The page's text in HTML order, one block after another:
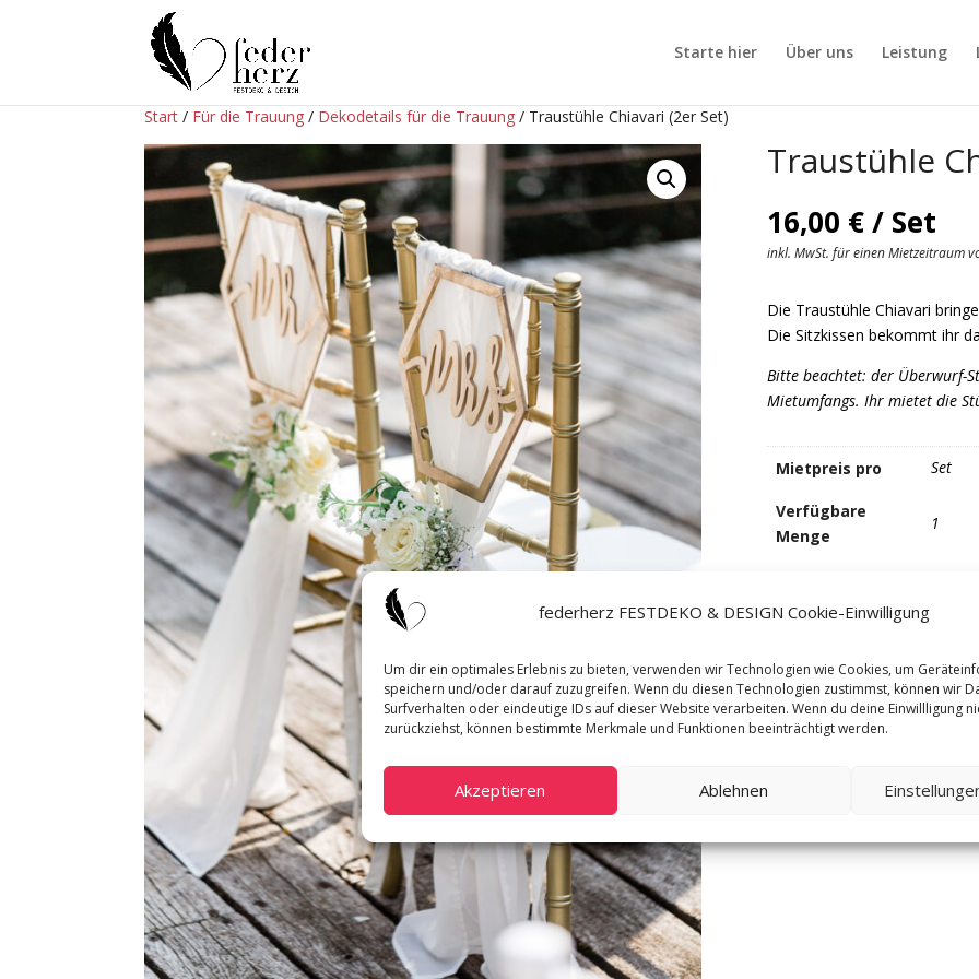
federherz FESTDEKO & DESIGN Cookie-Einwilligung
Um dir ein optimales Erlebnis zu bieten, verwenden wir Technologien wie Cookies, um
speichern und/oder darauf zuzugreifen. Wenn du diesen Technologien zustimmst, können wir
Surfverhalten oder eindeutige IDs auf dieser Website verarbeiten. Wenn du deine Einwillligung
zurückziehst, können bestimmte Merkmale und Funktionen beeinträchtigt werden.
Akzeptieren Ablehnen
Starte hier Über uns Leistung
Start / Für die Trauung / Dekodetails für die Trauung / Traustühle Chiavari (2er Set)
Traustühle
16,00 €/ Set
inkl. MwSt. für einen Mietzeitraum
Die Traustühle Chiavari
Die Sitzkissen bekommt ihr
Bitte beachtet: der Überwurf-
Mietumfangs. Ihr mietet die
Mietpreis pro Set
Verfügbare
Menge
1
Holz,
Maße H
Traustühle
Chiavari
(2er
Menge
Merken